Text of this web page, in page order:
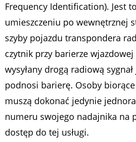
Frequency Identification). Jest
umieszczeniu po wewnętrznej
szyby pojazdu transpondera
czytnik przy barierze
wysyłany drogą radiową sygnał
podnosi barierę. Osoby
muszą dokonać jedynie
numeru swojego nadajnika na
dostęp do tej usługi.